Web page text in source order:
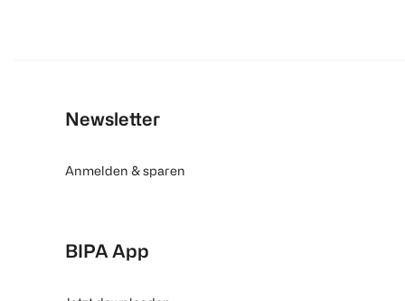
Newsletter
Anmelden & sparen
BIPA App